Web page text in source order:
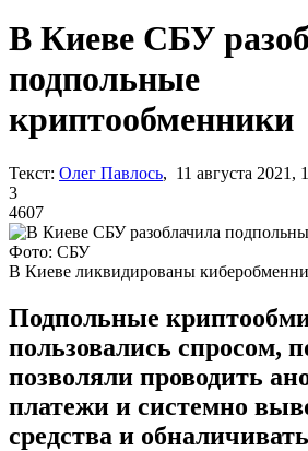
В Киеве СБУ
подпольные
криптообменники
Текст: Олег Павлось, 11 августа 2021,
3
4607
Фото: СБУ
В Киеве ликвидированы
Подпольные
пользовались спросом,
позволяли проводить
платежи и системно
средства и